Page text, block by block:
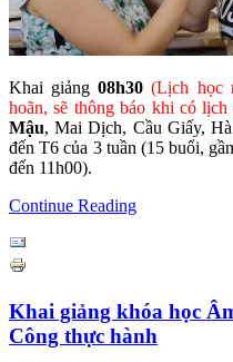
Khai giảng08h30(Lịch học
hoãn, sẽ thông báo khi có lịch
Mậu, Mai Dịch, Cầu Giấy,
đến T6 của 3 tuần (15 buổi,
đến 11h00).
Continue Reading
Khai giảng khóa học
Công thực hành